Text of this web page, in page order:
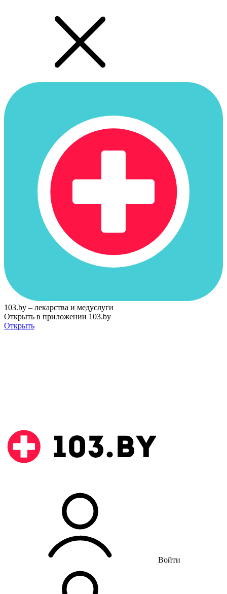
103.by – лекарства и медуслуги
Открыть в приложении 103.by
Открыть
Войти